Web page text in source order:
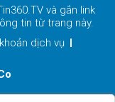
và gắn link
tin từ trang này.
dịch vụ